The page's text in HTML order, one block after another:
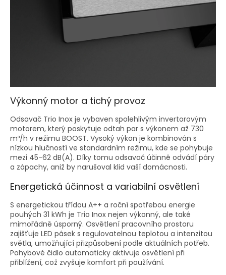
Výkonný motor a tichý provoz
Odsavač Trio Inox je vybaven spolehlivým invertorovým
motorem, který poskytuje odtah par s výkonem až 730
m³/h v režimu BOOST. Vysoký výkon je kombinován s
nízkou hlučností ve standardním režimu, kde se pohybuje
mezi 45-62 dB(A). Díky tomu odsavač účinně odvádí páry
a zápachy, aniž by narušoval klid vaší domácnosti.
Energetická účinnost a variabilní osvětlení
S energetickou třídou A++ a roční spotřebou energie
pouhých 31 kWh je Trio Inox nejen výkonný, ale také
mimořádně úsporný. Osvětlení pracovního prostoru
zajišťuje LED pásek s regulovatelnou teplotou a intenzitou
světla, umožňující přizpůsobení podle aktuálních potřeb.
Pohybové čidlo automaticky aktivuje osvětlení při
přiblížení, což zvyšuje komfort při používání.